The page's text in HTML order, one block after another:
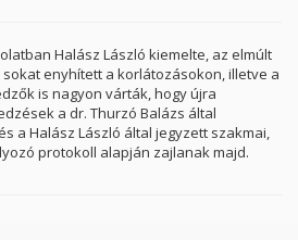
Halász László kiemelte, az elmúlt
enyhített a korlátozásokon, illetve a
is nagyon várták, hogy újra
a dr. Thurzó Balázs által
a Halász László által jegyzett szakmai,
protokoll alapján zajlanak majd.